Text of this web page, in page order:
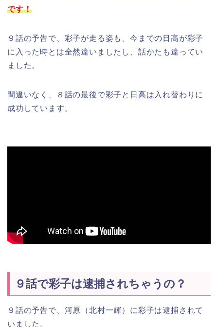
です！
９話の予告で、彩子が走る姿も、今までの日高が彩子
に入った時とは全然違いましたし、話かたも違ってい
ました。
間違いなく、８話の最後で彩子と日高は入れ替わりに
成功しています。
９話で彩子は逮捕されちゃうの？
９話の予告で、河原（北村一輝）に彩子は逮捕されて
いました。